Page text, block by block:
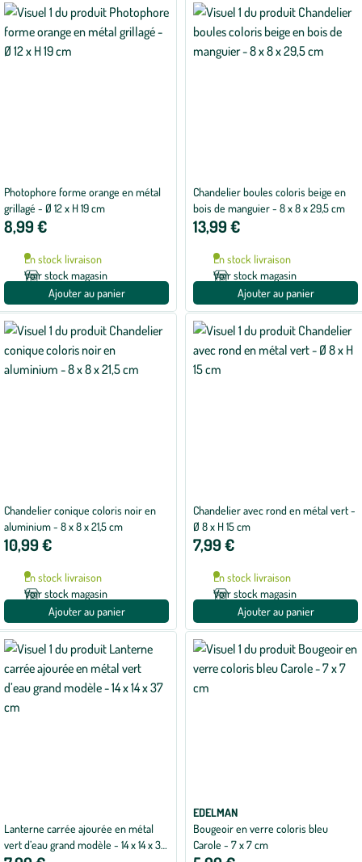
Photophore forme orange en métal
grillagé - Ø 12 x H 19 cm
8,99 €
En stock livraison
Voir stock magasin
Ajouter au panier
Chandelier boules coloris beige en
bois de manguier - 8 x 8 x 29,5 cm
13,99 €
En stock livraison
Voir stock magasin
Ajouter au panier
Chandelier conique coloris noir en
aluminium - 8 x 8 x 21,5 cm
10,99 €
En stock livraison
Voir stock magasin
Ajouter au panier
Chandelier avec rond en métal vert -
Ø 8 x H 15 cm
7,99 €
En stock livraison
Voir stock magasin
Ajouter au panier
Lanterne carrée ajourée en métal
vert d’eau grand modèle - 14 x 14 x 37
EDELMAN
Bougeoir en verre coloris bleu
Carole - 7 x 7 cm